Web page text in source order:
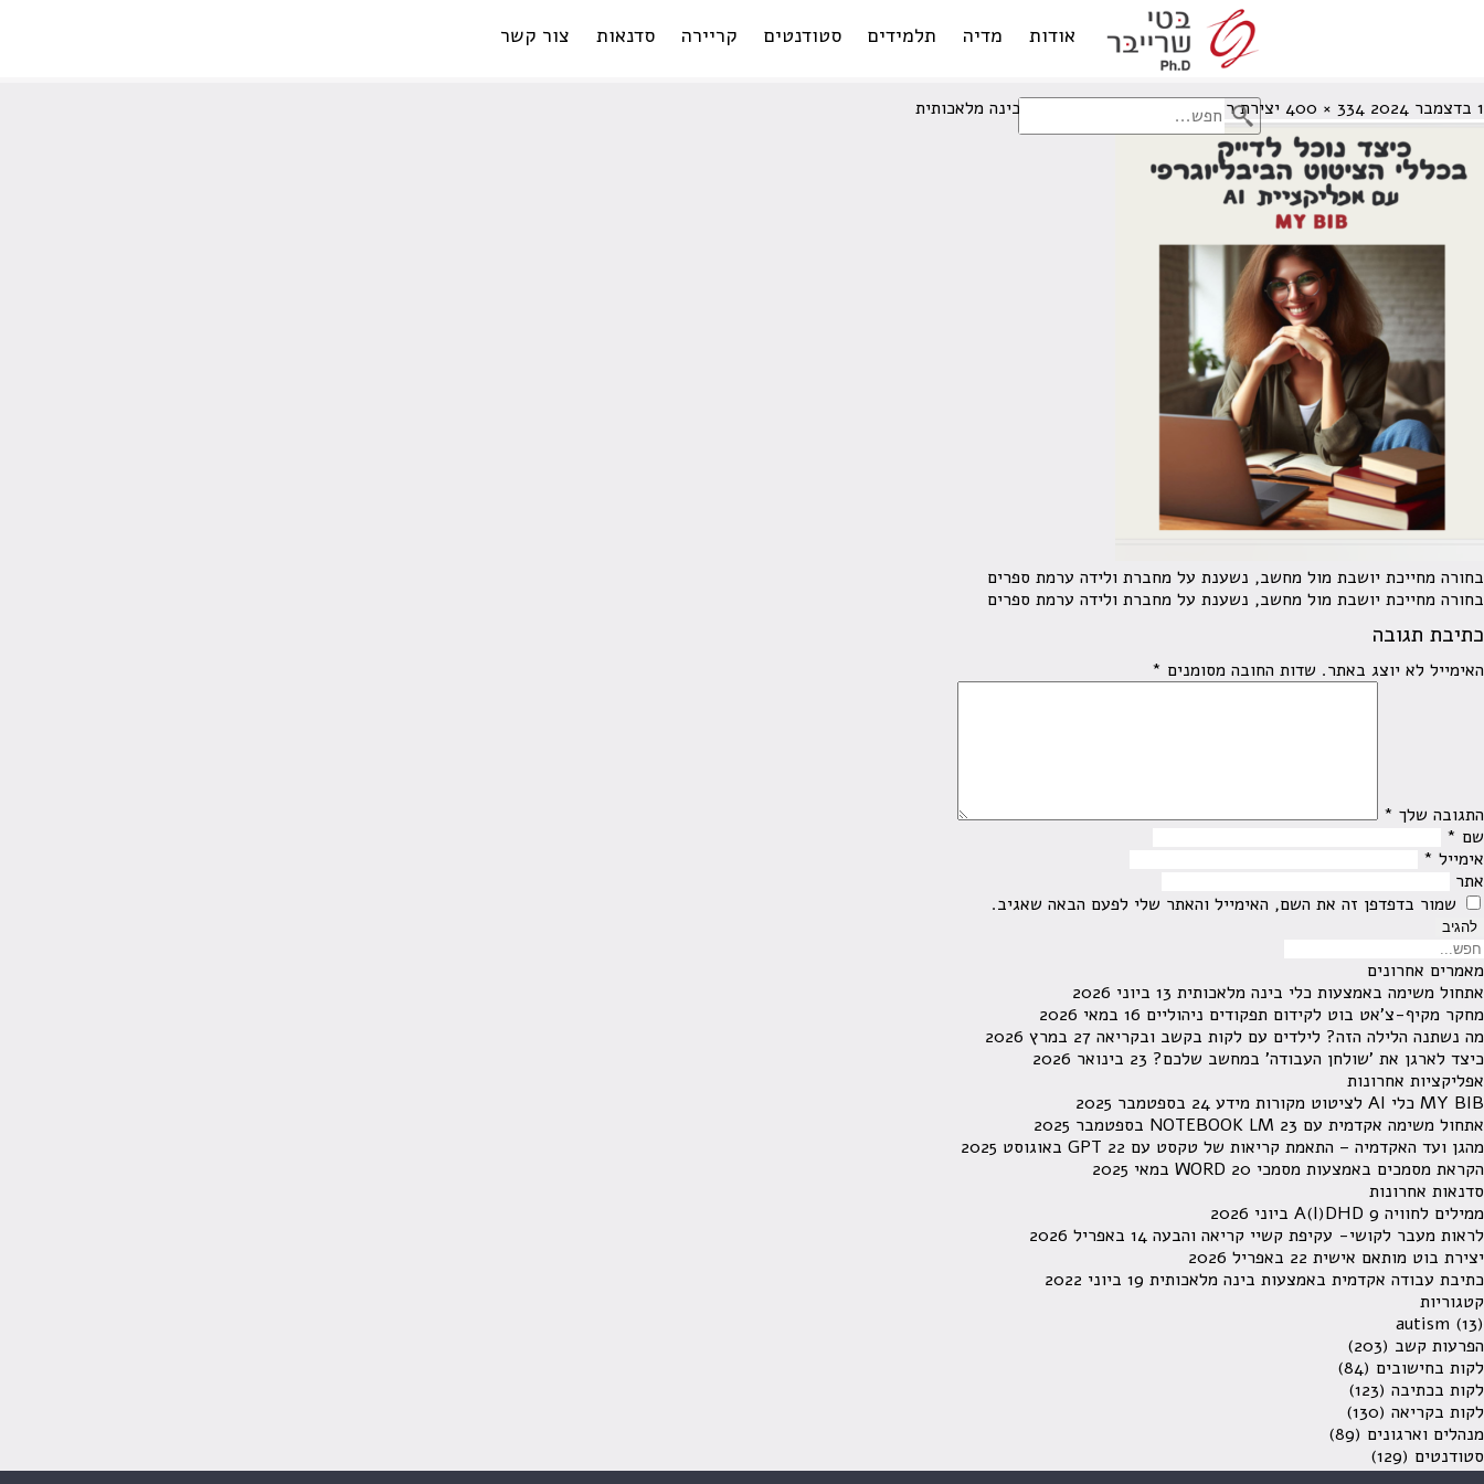
אודות מדיה תלמידים סטודנטים קריירה סדנאות צור קשר
1 בדצמבר 2024 334 × 400 יצירת רשימה ביבליוגרפית באמצעות בינה מלאכותית
בחורה מחייכת יושבת מול מחשב, נשענת על מחברת ולידה ערמת ספרים
בחורה מחייכת יושבת מול מחשב, נשענת על מחברת ולידה ערמת ספרים
כתיבת תגובה
האימייל לא יוצג באתר. שדות החובה מסומנים *
התגובה שלך *
שם *
אימייל *
אתר
שמור בדפדפן זה את השם, האימייל והאתר שלי לפעם הבאה שאגיב.
מאמרים אחרונים
אתחול משימה באמצעות כלי בינה מלאכותית 13 ביוני 2026
מחקר מקיף-צ'אט בוט לקידום תפקודים ניהוליים 16 במאי 2026
מה נשתנה הלילה הזה? לילדים עם לקות בקשב ובקריאה 27 במרץ 2026
כיצד לארגן את 'שולחן העבודה' במחשב שלכם? 23 בינואר 2026
אפליקציות אחרונות
MY BIB כלי AI לציטוט מקורות מידע
24 בספטמבר 2025
אתחול משימה אקדמית עם NOTEBOOK LM 23 בספטמבר 2025
מהגן ועד האקדמיה – התאמת קריאות של טקסט עם GPT 22 באוגוסט 2025
הקראת מסמכים באמצעות מסמכי WORD 20 במאי 2025
סדנאות אחרונות
ממילים לחוויה A(I)DHD 9 ביוני 2026
לראות מעבר לקושי- עקיפת קשיי קריאה והבעה 14 באפריל 2026
יצירת בוט מותאם אישית 22 באפריל 2026
כתיבת עבודה אקדמית באמצעות בינה מלאכותית 19 ביוני 2022
קטגוריות
autism (13)
הפרעות קשב (203)
לקות בחישובים (84)
לקות בכתיבה (123)
לקות בקריאה (130)
מנהלים וארגונים (89)
סטודנטים (129)